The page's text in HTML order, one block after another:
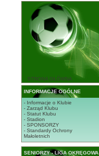
STRONA GŁÓWNA
INFORMACJE OGÓLNE
- Informacje o Klubie
- Zarząd Klubu
- Statut Klubu
- Stadion
- SPONSORZY
- Standardy Ochrony
Małoletnich
SENIORZY - LIGA OKRĘGOWA